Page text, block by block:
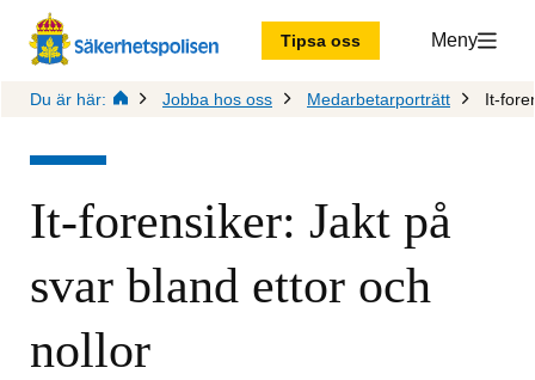
Tipsa oss Meny
Du är här: Jobba hos oss Medarbetarporträtt It-
It-forensiker: Jakt på
svar bland ettor och
nollor